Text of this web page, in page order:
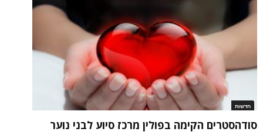
חדשות
סודהסטרים הקימה בפולין מרכז סיוע לבני נוער